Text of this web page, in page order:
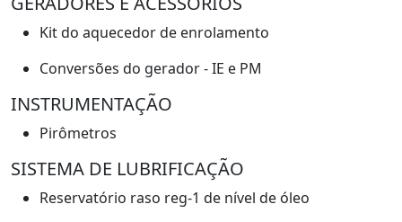
Kit do aquecedor de enrolamento
Conversões do gerador - IE e PM
INSTRUMENTAÇÃO
Pirômetros
SISTEMA DE LUBRIFICAÇÃO
Reservatório raso reg-1 de nível de óleo